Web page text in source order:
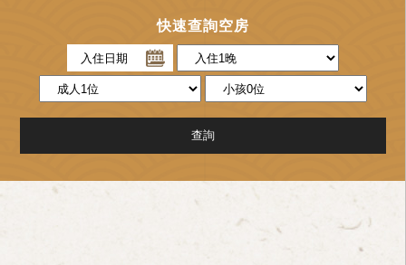
快速查詢空房
入住日期
查詢